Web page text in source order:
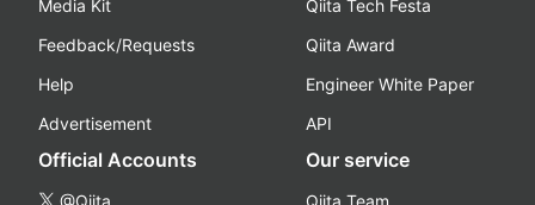
Media Kit
Feedback/Requests
Help
Advertisement
Qiita Tech Festa
Qiita Award
Engineer White Paper
API
Official Accounts
@Qiita
Our service
Qiita Team